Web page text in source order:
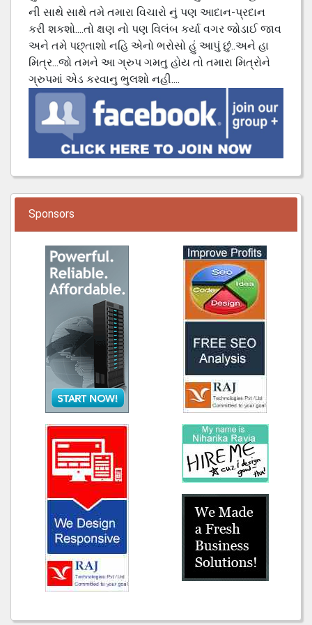
ની સાથે સાથે તમે તમારા વિચારો નું પણ આદાન-પ્રદાન
કરી શકશો....તો ક્ષણ નો પણ વિલંબ કર્યા વગર જોડાઈ જાવ
અને તમે પછ્તાશો નહિ એનો ભરોસો હું આપું છું..અને હા
મિત્ર...જો તમને આ ગ્રુપ ગમતુ હોય તો તમારા મિત્રોને
ગ્રુપમાં એડ કરવાનુ ભુલશો નહી....
Sponsors